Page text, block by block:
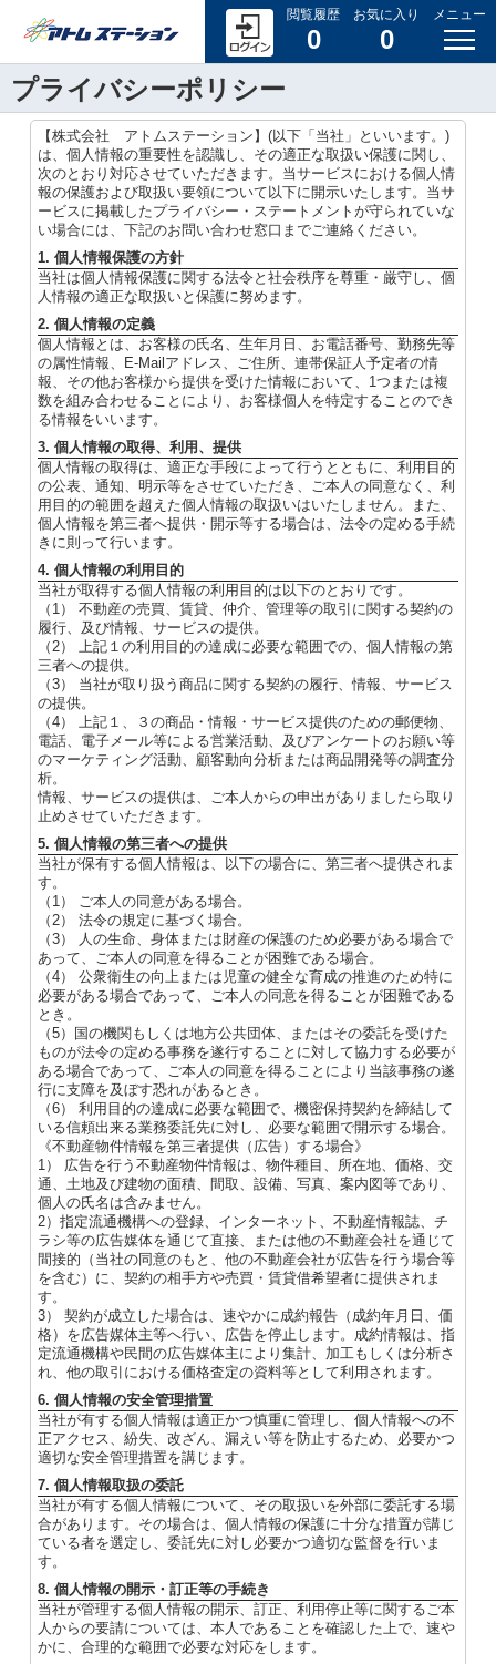
閲覧履歴
0
お気に入り
0
メニュー
プライバシーポリシー
【株式会社 アトムステーション】(以下「当社」といいます。)
は、個人情報の重要性を認識し、その適正な取扱い保護に関し、
次のとおり対応させていただきます。当サービスにおける個人情
報の保護および取扱い要領について以下に開示いたします。当サ
ービスに掲載したプライバシー・ステートメントが守られていな
い場合には、下記のお問い合わせ窓口までご連絡ください。
1. 個人情報保護の方針
当社は個人情報保護に関する法令と社会秩序を尊重・厳守し、個
人情報の適正な取扱いと保護に努めます。
2. 個人情報の定義
個人情報とは、お客様の氏名、生年月日、お電話番号、勤務先等
の属性情報、E-Mailアドレス、ご住所、連帯保証人予定者の情
報、その他お客様から提供を受けた情報において、1つまたは複
数を組み合わせることにより、お客様個人を特定することのでき
る情報をいいます。
3. 個人情報の取得、利用、提供
個人情報の取得は、適正な手段によって行うとともに、利用目的
の公表、通知、明示等をさせていただき、ご本人の同意なく、利
用目的の範囲を超えた個人情報の取扱いはいたしません。また、
個人情報を第三者へ提供・開示等する場合は、法令の定める手続
きに則って行います。
4. 個人情報の利用目的
当社が取得する個人情報の利用目的は以下のとおりです。
（1） 不動産の売買、賃貸、仲介、管理等の取引に関する契約の
履行、及び情報、サービスの提供。
（2） 上記１の利用目的の達成に必要な範囲での、個人情報の第
三者への提供。
（3） 当社が取り扱う商品に関する契約の履行、情報、サービス
の提供。
（4） 上記１、３の商品・情報・サービス提供のための郵便物、
電話、電子メール等による営業活動、及びアンケートのお願い等
のマーケティング活動、顧客動向分析または商品開発等の調査分
析。
情報、サービスの提供は、ご本人からの申出がありましたら取り
止めさせていただきます。
5. 個人情報の第三者への提供
当社が保有する個人情報は、以下の場合に、第三者へ提供されま
す。
（1） ご本人の同意がある場合。
（2） 法令の規定に基づく場合。
（3） 人の生命、身体または財産の保護のため必要がある場合で
あって、ご本人の同意を得ることが困難である場合。
（4） 公衆衛生の向上または児童の健全な育成の推進のため特に
必要がある場合であって、ご本人の同意を得ることが困難である
とき。
（5）国の機関もしくは地方公共団体、またはその委託を受けた
ものが法令の定める事務を遂行することに対して協力する必要が
ある場合であって、ご本人の同意を得ることにより当該事務の遂
行に支障を及ぼす恐れがあるとき。
（6） 利用目的の達成に必要な範囲で、機密保持契約を締結して
いる信頼出来る業務委託先に対し、必要な範囲で開示する場合。
《不動産物件情報を第三者提供（広告）する場合》
1） 広告を行う不動産物件情報は、物件種目、所在地、価格、交
通、土地及び建物の面積、間取、設備、写真、案内図等であり、
個人の氏名は含みません。
2）指定流通機構への登録、インターネット、不動産情報誌、チ
ラシ等の広告媒体を通じて直接、または他の不動産会社を通じて
間接的（当社の同意のもと、他の不動産会社が広告を行う場合等
を含む）に、契約の相手方や売買・賃貸借希望者に提供されま
す。
3） 契約が成立した場合は、速やかに成約報告（成約年月日、価
格）を広告媒体主等へ行い、広告を停止します。成約情報は、指
定流通機構や民間の広告媒体主により集計、加工もしくは分析さ
れ、他の取引における価格査定の資料等として利用されます。
6. 個人情報の安全管理措置
当社が有する個人情報は適正かつ慎重に管理し、個人情報への不
正アクセス、紛失、改ざん、漏えい等を防止するため、必要かつ
適切な安全管理措置を講じます。
7. 個人情報取扱の委託
当社が有する個人情報について、その取扱いを外部に委託する場
合があります。その場合は、個人情報の保護に十分な措置が講じ
ている者を選定し、委託先に対し必要かつ適切な監督を行いま
す。
8. 個人情報の開示・訂正等の手続き
当社が管理する個人情報の開示、訂正、利用停止等に関するご本
人からの要請については、本人であることを確認した上で、速や
かに、合理的な範囲で必要な対応をします。